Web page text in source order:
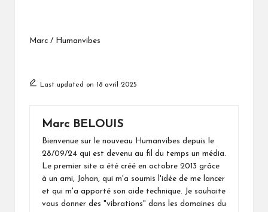
Marc / Humanvibes
Last updated on 18 avril 2025
Marc BELOUIS
Bienvenue sur le nouveau Humanvibes depuis le
28/09/24 qui est devenu au fil du temps un média.
Le premier site a été créé en octobre 2013 grâce
à un ami, Johan, qui m'a soumis l'idée de me lancer
et qui m'a apporté son aide technique. Je souhaite
vous donner des "vibrations" dans les domaines du